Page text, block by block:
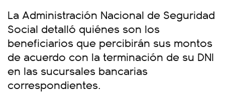
La Administración Nacional de Seguridad
Social detalló quiénes son los
beneficiarios que percibirán sus montos
de acuerdo con la terminación de su DNI
en las sucursales bancarias
correspondientes.